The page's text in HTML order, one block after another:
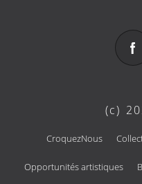
(c)
CroquezNous
Opportunités artistiques